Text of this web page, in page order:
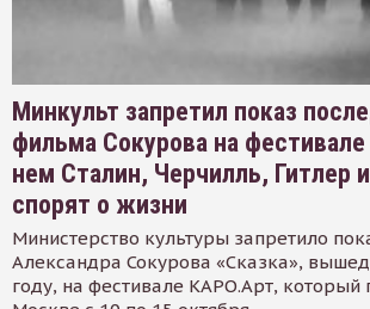
Минкульт запретил показ
фильма Сокурова на
нем Сталин, Черчилль, Гитлер
спорят о жизни
Министерство культуры запретило
Александра Сокурова «Сказка»,
году, на фестивале КАРО.Арт, который